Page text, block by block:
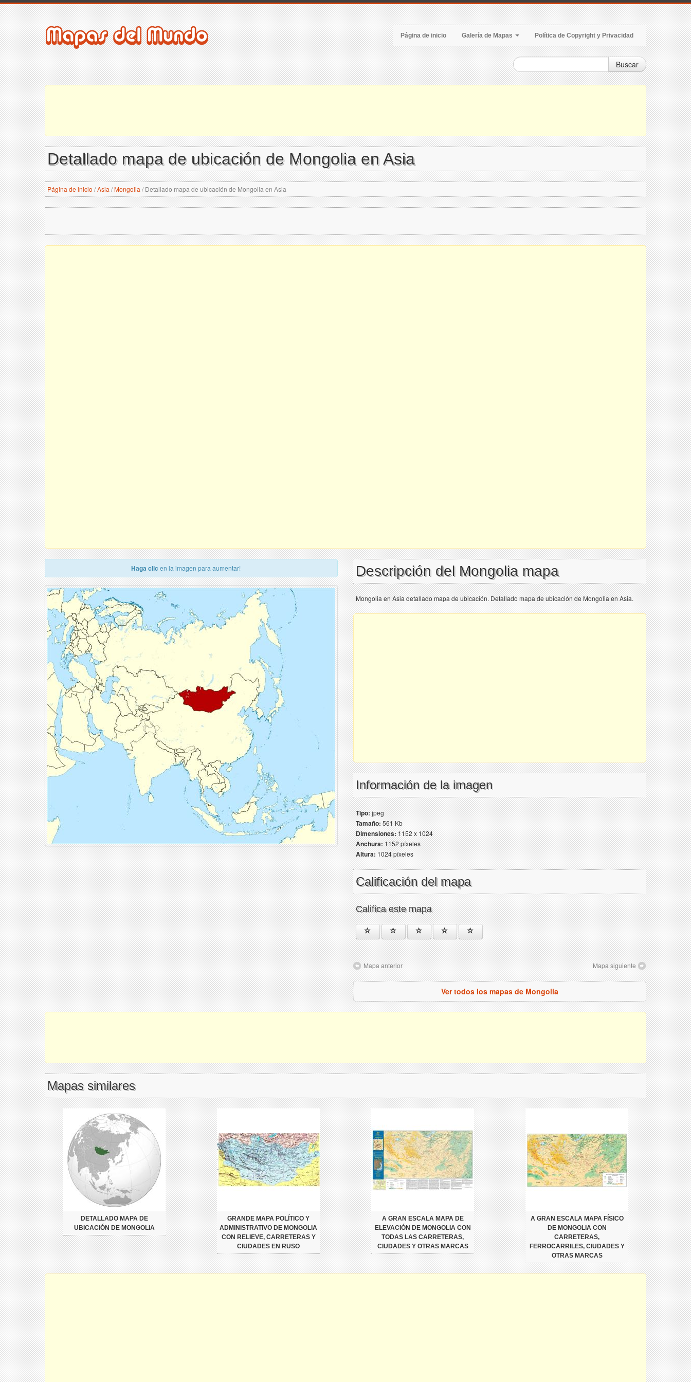
Página de inicio Galería de Mapas Política de Copyright y Privacidad
Buscar
Detallado mapa de ubicación de Mongolia en Asia
Página de inicio /Asia /Mongolia /Detallado mapa de ubicación de Mongolia en Asia
Haga clic en la imagen para aumentar! Descripción del Mongolia mapa
Mongolia en Asia detallado mapa de ubicación. Detallado mapa de ubicación de Mongolia en Asia.
Información de la imagen
Tipo:jpeg
Tamaño:561 Kb
Dimensiones:1152 x 1024
Anchura:1152 píxeles
Altura:1024 píxeles
Calificación del mapa
Califica este mapa
Mapa anterior Mapa siguiente
Ver todos los mapas de Mongolia
Mapas similares
DETALLADO MAPA DE
UBICACIÓN DE MONGOLIA
GRANDE MAPA POLÍTICO Y
ADMINISTRATIVO DE MONGOLIA
CON RELIEVE, CARRETERAS Y
CIUDADES EN RUSO
A GRAN ESCALA MAPA DE
ELEVACIÓN DE MONGOLIA CON
TODAS LAS CARRETERAS,
CIUDADES Y OTRAS MARCAS
A GRAN ESCALA MAPA FÍSICO
DE MONGOLIA CON
CARRETERAS,
FERROCARRILES, CIUDADES Y
OTRAS MARCAS